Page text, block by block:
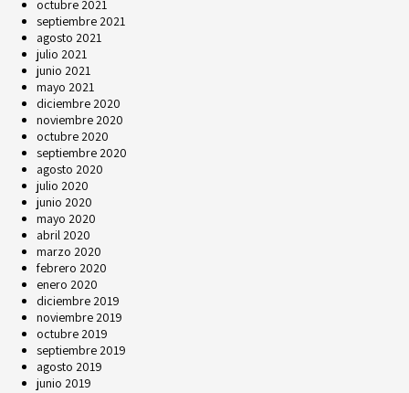
octubre 2021
septiembre 2021
agosto 2021
julio 2021
junio 2021
mayo 2021
diciembre 2020
noviembre 2020
octubre 2020
septiembre 2020
agosto 2020
julio 2020
junio 2020
mayo 2020
abril 2020
marzo 2020
febrero 2020
enero 2020
diciembre 2019
noviembre 2019
octubre 2019
septiembre 2019
agosto 2019
junio 2019